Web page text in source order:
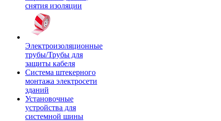
снятия изоляции
Электроизоляционные
трубы/Трубы для
защиты кабеля
Система штекерного
монтажа электросети
зданий
Установочные
устройства для
системной шины